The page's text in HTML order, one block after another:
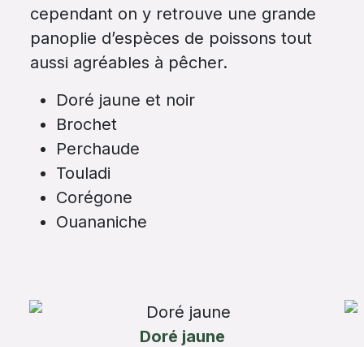
cependant on y retrouve une grande
panoplie d’espèces de poissons tout
aussi agréables à pêcher.
Doré jaune et noir
Brochet
Perchaude
Touladi
Corégone
Ouananiche
Doré jaune